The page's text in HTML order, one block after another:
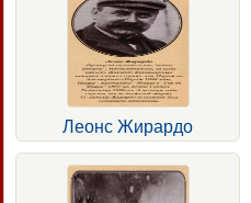
Леонс Жирардо